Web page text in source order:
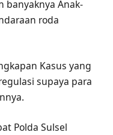
banyaknya Anak-
roda
Kasus yang
supaya para
Polda Sulsel